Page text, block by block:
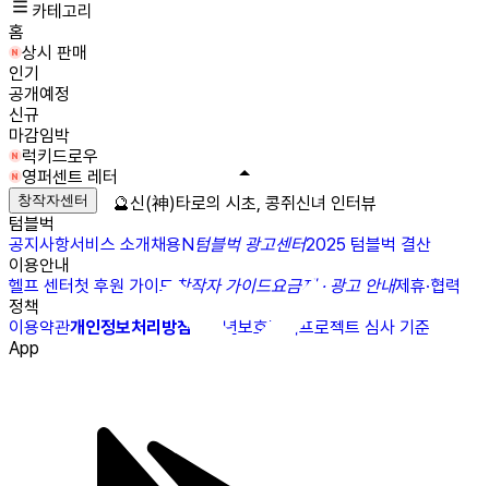
카테고리
홈
상시 판매
인기
공개예정
신규
마감임박
럭키드로우
영퍼센트 레터
창작자센터
텀블벅
공지사항서비스 소개채용N텀블벅 광고센터2025 텀블벅 결산
이용안내
헬프 센터첫 후원 가이드 창작자 가이드요금제 · 광고 안내제휴·협력
정책
이용약관개인정보처리방침 청소년보호정책프로젝트 심사 기준
App
🔮신(神)타로의 시초, 콩쥐신녀 인터뷰